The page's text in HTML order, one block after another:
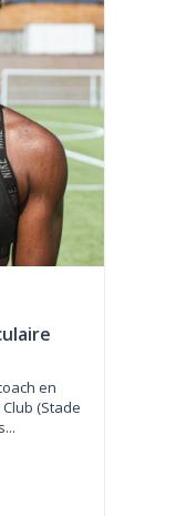
en
(Stade